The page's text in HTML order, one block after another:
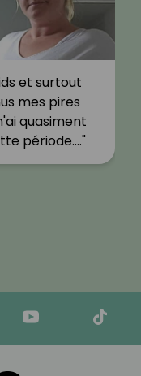
et surtout
mes pires
quasiment
période.…"